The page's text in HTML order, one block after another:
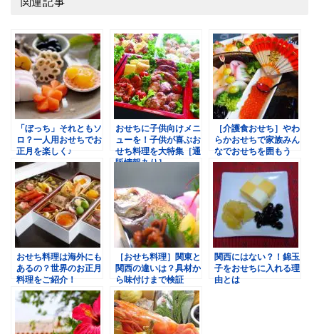
「ぼっち」それともソ
ロ？一人用おせちでお
正月を楽しく♪
おせちに子供向けメニ
ューを！子供が喜ぶお
せち料理を大特集［通
販情報あり］
［介護食おせち］やわ
らかおせちで家族みん
なでおせちを囲もう
おせち料理は海外にも
あるの？世界のお正月
料理をご紹介！
［おせち料理］関東と
関西の違いは？具材か
ら味付けまで検証
関西にはない？！錦玉
子をおせちに入れる理
由とは